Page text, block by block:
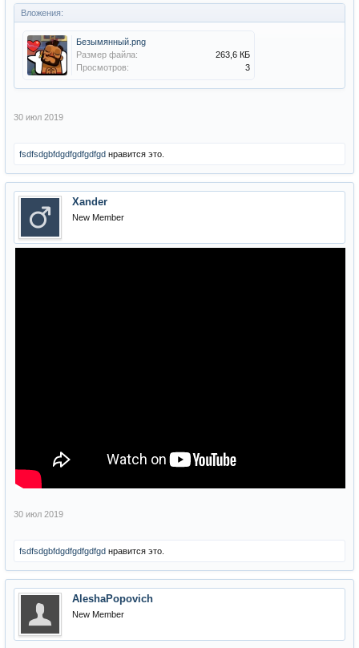
Вложения:
Безымянный.png
Размер файла:
263,6 КБ
Просмотров:
3
30 июл 2019
fsdfsdgbfdgdfgdfgdfgd нравится это.
Xander
New Member
30 июл 2019
fsdfsdgbfdgdfgdfgdfgd нравится это.
AleshaPopovich
New Member